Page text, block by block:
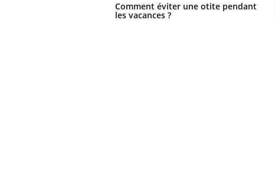
Comment éviter une otite pendant
les vacances ?